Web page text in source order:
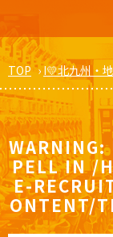
TOP ›I💛北九州・
WARNING:
PELL IN/
E-
ONTENT/